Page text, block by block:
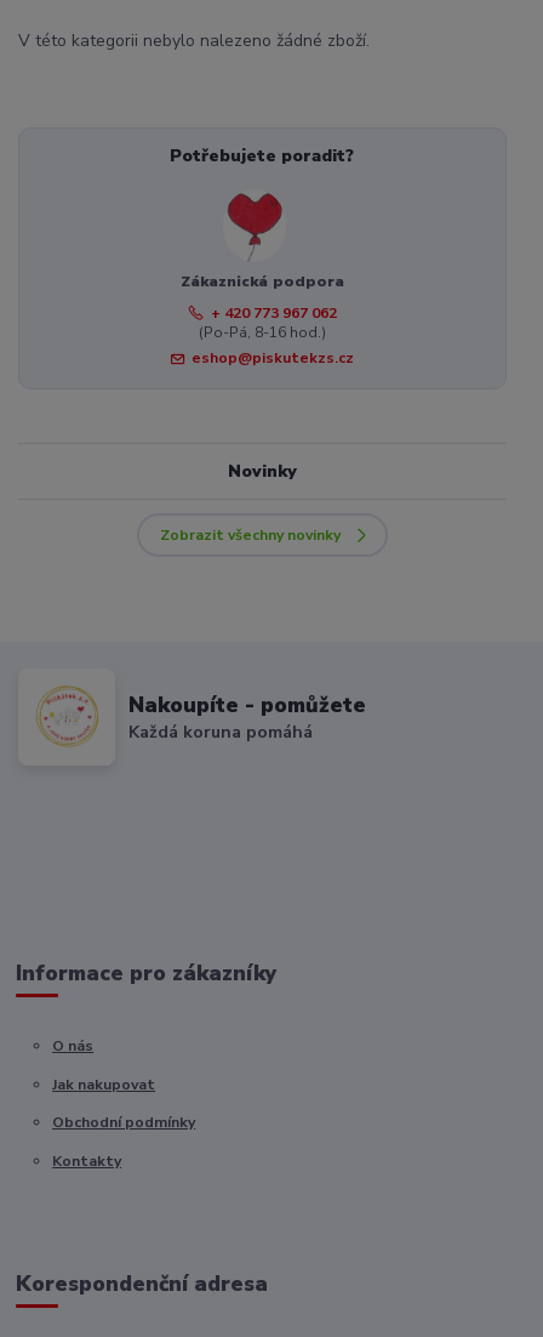
V této kategorii nebylo nalezeno žádné zboží.
Potřebujete poradit?
Zákaznická podpora
+ 420 773 967 062
(Po-Pá, 8-16 hod.)
eshop@piskutekzs.cz
Novinky
Zobrazit všechny novinky
Nakoupíte - pomůžete
Každá koruna pomáhá
Informace pro zákazníky
O nás
Jak nakupovat
Obchodní podmínky
Kontakty
Korespondenční adresa